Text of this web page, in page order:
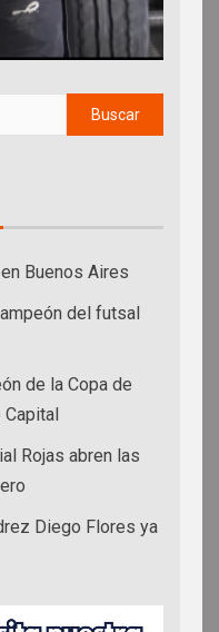
Buenos Aires
del futsal
de la Copa de
Capital
Rojas abren las
Diego Flores ya